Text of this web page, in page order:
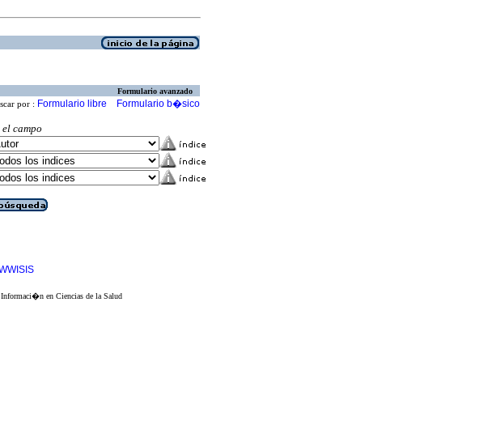
Formulario avanzado
por : Formulario libre Formulario b�sico
el campo
en Ciencias de la Salud